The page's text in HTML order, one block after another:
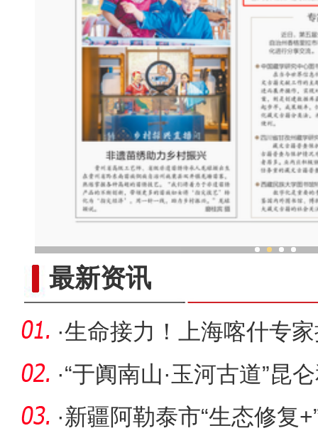
最新资讯
·生命接力！上海喀什专
夹层患
·“于阗南山·玉河古道”昆
科考
·新疆阿勒泰市“生态修复